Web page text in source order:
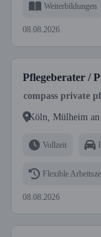
Weiterbildungen
08.08.2026
Pflegeberater /
compass private
Köln, Mülheim
Vollzeit
Flexible
08.08.2026